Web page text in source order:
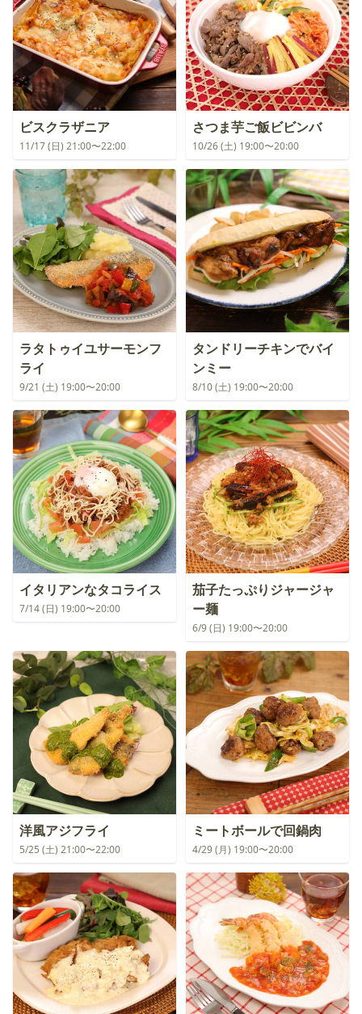
ビスクラザニア
11/17 (日) 21:00〜22:00
さつま芋ご飯ビビンバ
10/26 (土) 19:00〜20:00
ラタトゥイユサーモンフ
ライ
9/21 (土) 19:00〜20:00
タンドリーチキンでバイ
ンミー
8/10 (土) 19:00〜20:00
イタリアンなタコライス
7/14 (日) 19:00〜20:00
茄子たっぷりジャージャ
ー麺
6/9 (日) 19:00〜20:00
洋風アジフライ
5/25 (土) 21:00〜22:00
ミートボールで回鍋肉
4/29 (月) 19:00〜20:00